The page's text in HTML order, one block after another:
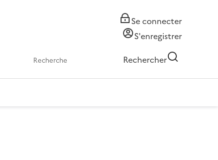
Se connecter
S'enregistrer
Rechercher